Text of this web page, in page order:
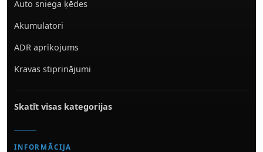
Auto sniega ķēdes
Akumulatori
ADR aprīkojums
Kravas stiprinājumi
Skatīt visas kategorijas
INFORMĀCIJA